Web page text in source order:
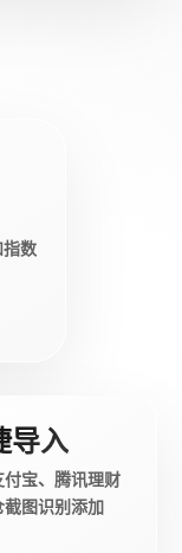
数
导入
付宝、腾讯理财
截图识别添加